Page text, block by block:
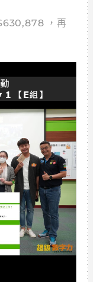
，再